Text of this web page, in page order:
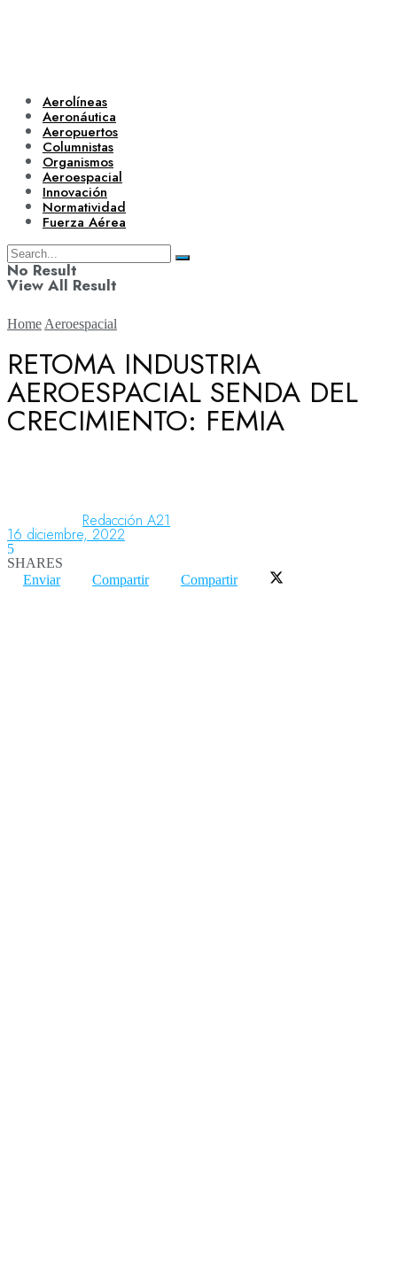
Aerolíneas
Aeronáutica
Aeropuertos
Columnistas
Organismos
Aeroespacial
Innovación
Normatividad
Fuerza Aérea
No Result
View All Result
Aerolíneas
Aeropuertos
Columnistas
Home Aeroespacial
RETOMA INDUSTRIA
AEROESPACIAL SENDA DEL
CRECIMIENTO: FEMIA
Redacción A21
16 diciembre, 2022
5
SHARES
Enviar
Compartir Compartir